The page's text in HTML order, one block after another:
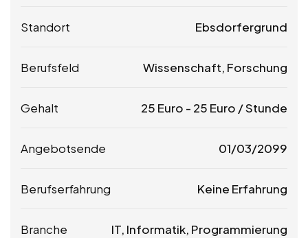
Standort Ebsdorfergrund
Berufsfeld Wissenschaft, Forschung
Gehalt 25 Euro - 25 Euro / Stunde
Angebotsende 01/03/2099
Berufserfahrung Keine Erfahrung
Branche IT, Informatik, Programmierung